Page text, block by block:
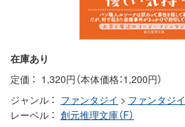
在庫あり
定価
1,320円（本体価格：1,200円）
ジャンル
ファンタジイ > ファンタジイ
レーベル
創元推理文庫（F）